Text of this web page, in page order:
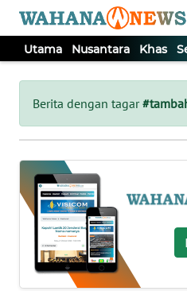
Utama Nusantara Khas
Berita dengan tagar
Tutup
UTAMA
NUSANTARA
KHAS
SERBA-